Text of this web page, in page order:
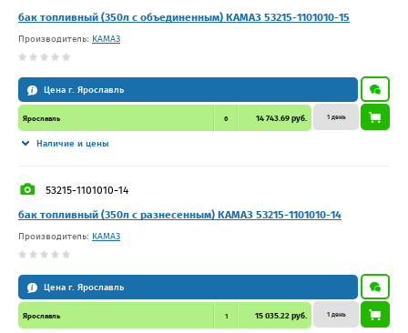
бак топливный (350л с объединенным) КАМАЗ 53215-1101010-15
Производитель: КАМАЗ
Цена г. Ярославль
Ярославль 6 14 743.69 руб.
Наличие и цены
1 день
53215-1101010-14
бак топливный (350л с разнесенным) КАМАЗ 53215-1101010-14
Производитель: КАМАЗ
Цена г. Ярославль
Ярославль 1 15 035.22 руб. 1 день